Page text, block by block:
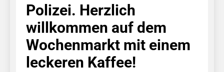
Polizei. Herzlich
willkommen auf dem
Wochenmarkt mit einem
leckeren Kaffee!